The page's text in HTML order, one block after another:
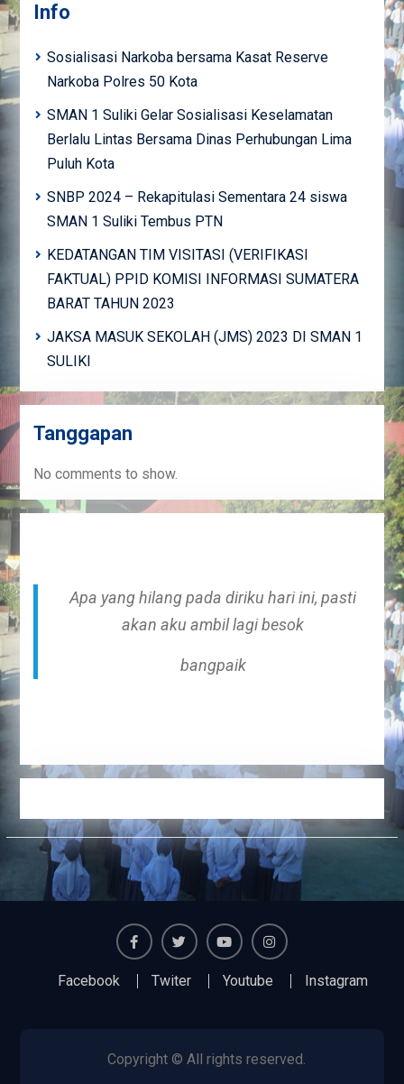
Info
Sosialisasi Narkoba bersama Kasat Reserve
Narkoba Polres 50 Kota
SMAN 1 Suliki Gelar Sosialisasi Keselamatan
Berlalu Lintas Bersama Dinas Perhubungan Lima
Puluh Kota
SNBP 2024 – Rekapitulasi Sementara 24 siswa
SMAN 1 Suliki Tembus PTN
KEDATANGAN TIM VISITASI (VERIFIKASI
FAKTUAL) PPID KOMISI INFORMASI SUMATERA
BARAT TAHUN 2023
JAKSA MASUK SEKOLAH (JMS) 2023 DI SMAN 1
SULIKI
Tanggapan
No comments to show.
Apa yang hilang pada diriku hari ini, pasti
akan aku ambil lagi besok
bangpaik
FacebookTwiter Instagram
Facebook Twiter Youtube Instagram
Copyright © All rights reserved.